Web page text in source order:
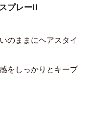
プレー!!
のままにヘアスタイ
をしっかりとキープ